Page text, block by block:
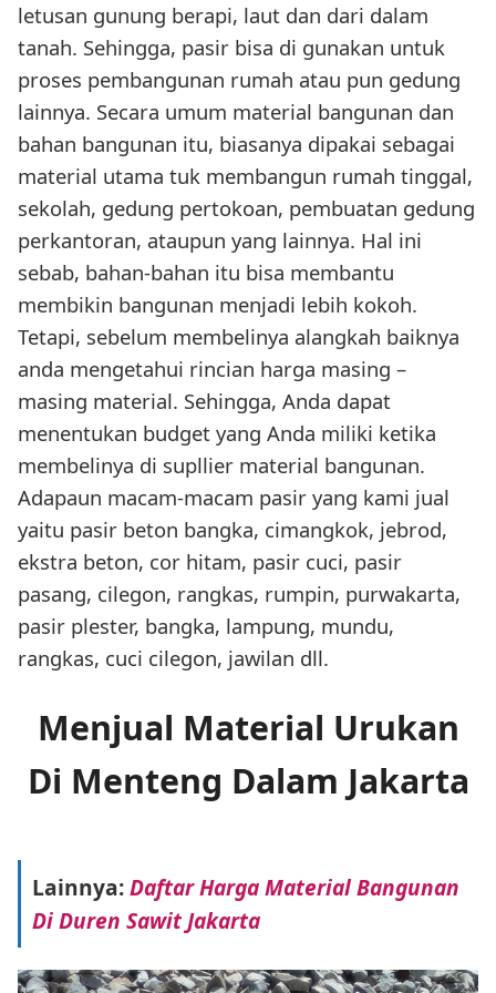
letusan gunung berapi, laut dan dari dalam
tanah. Sehingga, pasir bisa di gunakan untuk
proses pembangunan rumah atau pun gedung
lainnya. Secara umum material bangunan dan
bahan bangunan itu, biasanya dipakai sebagai
material utama tuk membangun rumah tinggal,
sekolah, gedung pertokoan, pembuatan gedung
perkantoran, ataupun yang lainnya. Hal ini
sebab, bahan-bahan itu bisa membantu
membikin bangunan menjadi lebih kokoh.
Tetapi, sebelum membelinya alangkah baiknya
anda mengetahui rincian harga masing –
masing material. Sehingga, Anda dapat
menentukan budget yang Anda miliki ketika
membelinya di supllier material bangunan.
Adapaun macam-macam pasir yang kami jual
yaitu pasir beton bangka, cimangkok, jebrod,
ekstra beton, cor hitam, pasir cuci, pasir
pasang, cilegon, rangkas, rumpin, purwakarta,
pasir plester, bangka, lampung, mundu,
rangkas, cuci cilegon, jawilan dll.
Menjual Material Urukan
Di Menteng Dalam Jakarta
Lainnya:Daftar Harga Material Bangunan
Di Duren Sawit Jakarta